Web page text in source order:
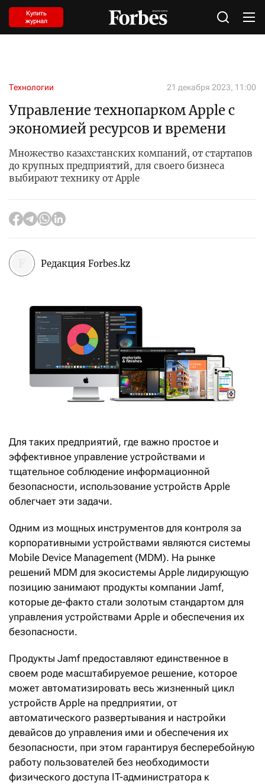
Купить
журнал
Технологии 21 декабря 2023, 11:00
Управление технопарком Apple с
экономией ресурсов и времени
Множество казахстанских компаний, от стартапов
до крупных предприятий, для своего бизнеса
выбирают технику от Apple
Редакция Forbes.kz
Для таких предприятий, где важно простое и
эффективное управление устройствами и
тщательное соблюдение информационной
безопасности, использование устройств Apple
облегчает эти задачи.
Одним из мощных инструментов для контроля за
корпоративными устройствами являются системы
Mobile Device Management (MDM). На рынке
решений MDM для экосистемы Apple лидирующую
позицию занимают продукты компании Jamf,
которые де-факто стали золотым стандартом для
управления устройствами Apple и обеспечения их
безопасности.
Продукты Jamf предоставляют единственное в
своем роде масштабируемое решение, которое
может автоматизировать весь жизненный цикл
устройств Apple на предприятии, от
автоматического развертывания и настройки
девайсов до управления ими и обеспечения их
безопасности, при этом гарантируя бесперебойную
работу пользователей без необходимости
физического доступа IT-администратора к